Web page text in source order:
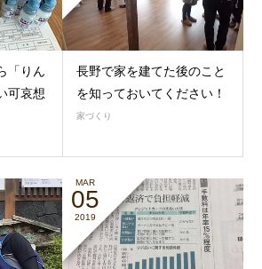
「りん
可哀想
長野で家を建てた後のこと
を知っておいてください！
家づくり
MAR
05
2019